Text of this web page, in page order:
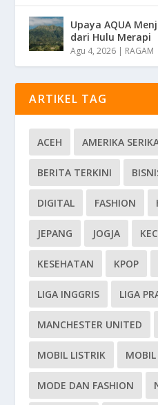
Upaya AQUA
dari Hulu Merapi
Agu 4, 2026 | RAGAM
ARTIKEL TAG
ACEH AMERIKA
BERITA TERKINI
DIGITAL FASHION
JEPANG JOGJA
KESEHATAN KPOP
LIGA INGGRIS LIGA
MANCHESTER UNITED
MOBIL LISTRIK
MODE DAN FASHION